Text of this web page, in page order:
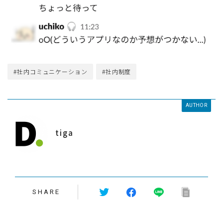
#社内コミュニケーション #社内制度
AUTHOR
tiga
SHARE